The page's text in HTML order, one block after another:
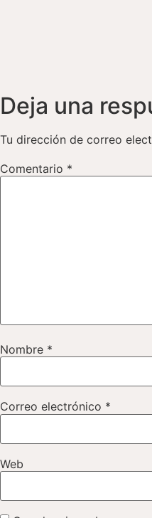
Deja una
Tu dirección de correo
Comentario *
Nombre *
Correo electrónico *
Web